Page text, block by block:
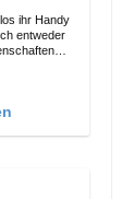
entweder